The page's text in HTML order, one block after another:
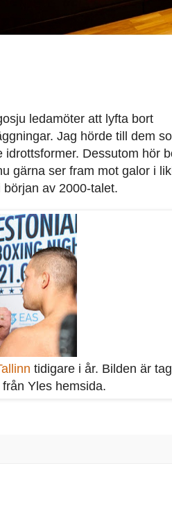
ledamöter att lyfta bort
Jag hörde till dem
Dessutom hör
gärna ser fram mot galor i
av 2000-talet.
tidigare i år. Bilden är
Yles hemsida.